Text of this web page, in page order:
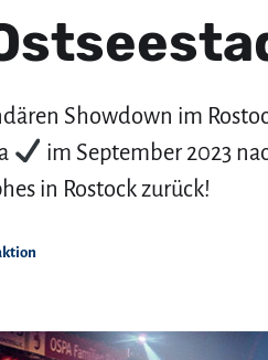
Showdown im
im September 2023
in Rostock zurück!